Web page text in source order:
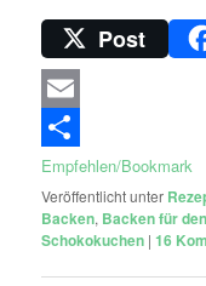
Post
Email
Empfehlen/Bookmark
Veröffentlicht unter
Backen, Backen für
Schokokuchen |16